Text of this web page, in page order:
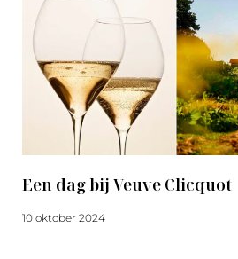
Een dag bij Veuve Clicquot
10 oktober 2024